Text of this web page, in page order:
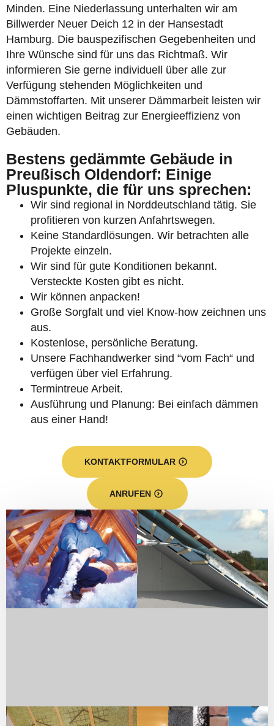
Minden. Eine Niederlassung unterhalten wir am
Billwerder Neuer Deich 12 in der Hansestadt
Hamburg. Die bauspezifischen Gegebenheiten und
Ihre Wünsche sind für uns das Richtmaß. Wir
informieren Sie gerne individuell über alle zur
Verfügung stehenden Möglichkeiten und
Dämmstoffarten. Mit unserer Dämmarbeit leisten wir
einen wichtigen Beitrag zur Energieeffizienz von
Gebäuden.
Bestens gedämmte Gebäude in
Preußisch Oldendorf: Einige
Pluspunkte, die für uns sprechen:
Wir sind regional in Norddeutschland tätig. Sie
profitieren von kurzen Anfahrtswegen.
Keine Standardlösungen. Wir betrachten alle
Projekte einzeln.
Wir sind für gute Konditionen bekannt.
Versteckte Kosten gibt es nicht.
Wir können anpacken!
Große Sorgfalt und viel Know-how zeichnen uns
aus.
Kostenlose, persönliche Beratung.
Unsere Fachhandwerker sind “vom Fach“ und
verfügen über viel Erfahrung.
Termintreue Arbeit.
Ausführung und Planung: Bei einfach dämmen
aus einer Hand!
KONTAKTFORMULAR
ANRUFEN